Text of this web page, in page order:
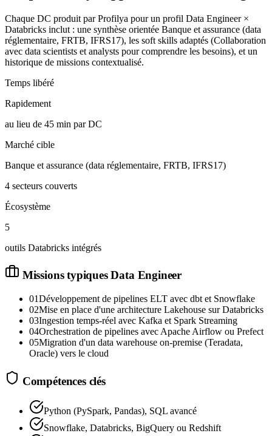
Chaque DC produit par Profilya pour un profil Data Engineer ×
Databricks inclut : une synthèse orientée Banque et assurance (data
réglementaire, FRTB, IFRS17), les soft skills adaptés (Collaboration
avec data scientists et analysts pour comprendre les besoins), et un
historique de missions contextualisé.
Temps libéré
Rapidement
au lieu de 45 min par DC
Marché cible
Banque et assurance (data réglementaire, FRTB, IFRS17)
4 secteurs couverts
Écosystème
5
outils Databricks intégrés
Missions typiquesData Engineer
01Développement de pipelines ELT avec dbt et Snowflake
02Mise en place d'une architecture Lakehouse sur Databricks
03Ingestion temps-réel avec Kafka et Spark Streaming
04Orchestration de pipelines avec Apache Airflow ou Prefect
05Migration d'un data warehouse on-premise (Teradata,
Oracle) vers le cloud
Compétences clés
Python (PySpark, Pandas), SQL avancé
Snowflake, Databricks, BigQuery ou Redshift